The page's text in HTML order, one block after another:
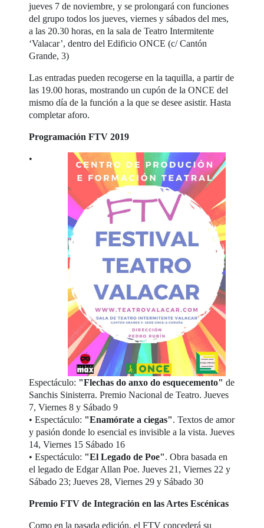
jueves 7 de noviembre, y se prolongará con funciones
del grupo todos los jueves, viernes y sábados del mes,
a las 20.30 horas, en la sala de Teatro Intermitente
‘Valacar’, dentro del Edificio ONCE (c/ Cantón
Grande, 3)
Las entradas pueden recogerse en la taquilla, a partir de
las 19.00 horas, mostrando un cupón de la ONCE del
mismo día de la función a la que se desee asistir. Hasta
completar aforo.
Programación FTV 2019
•
Espectáculo: "Flechas do anxo do esquecemento" de
Sanchis Sinisterra. Premio Nacional de Teatro. Jueves
7, Viernes 8 y Sábado 9
• Espectáculo: "Enamórate a ciegas". Textos de amor
y pasión donde lo esencial es invisible a la vista. Jueves
14, Viernes 15 Sábado 16
• Espectáculo: "El Legado de Poe". Obra basada en
el legado de Edgar Allan Poe. Jueves 21, Viernes 22 y
Sábado 23; Jueves 28, Viernes 29 y Sábado 30
Premio FTV de Integración en las Artes Escénicas
Como en la pasada edición, el FTV concederá su